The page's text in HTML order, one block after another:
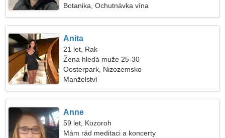
Botanika, Ochutnávka vína
Anita
21 let, Rak
Žena hledá muže 25-30
Oosterpark, Nizozemsko
Manželství
Anne
59 let, Kozoroh
Mám rád meditaci a koncerty